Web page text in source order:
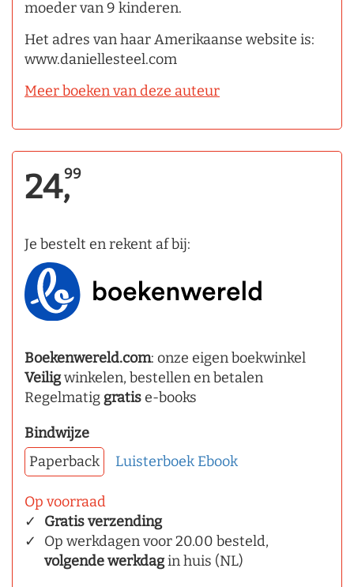
moeder van 9 kinderen.
Het adres van haar Amerikaanse website is:
www.daniellesteel.com
Meer boeken van deze auteur
24,99
Je bestelt en rekent af bij:
Boekenwereld.com: onze eigen boekwinkel
Veiligwinkelen, bestellen en betalen
Regelmatig gratise-books
Bindwijze
Paperback
Luisterboek Ebook
Op voorraad
Gratis verzending
Op werkdagen voor 20.00 besteld,
volgende werkdagin huis (NL)